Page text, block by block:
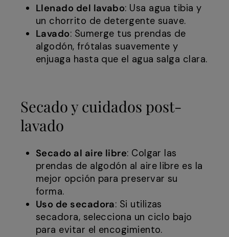
Llenado del lavabo: Usa agua tibia y
un chorrito de detergente suave.
Lavado: Sumerge tus prendas de
algodón, frótalas suavemente y
enjuaga hasta que el agua salga clara.
Secado y cuidados post-
lavado
Secado al aire libre: Colgar las
prendas de algodón al aire libre es la
mejor opción para preservar su
forma.
Uso de secadora: Si utilizas
secadora, selecciona un ciclo bajo
para evitar el encogimiento.